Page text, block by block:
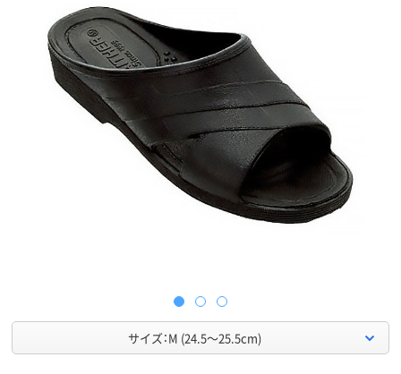
サイズ：M (24.5～25.5cm)